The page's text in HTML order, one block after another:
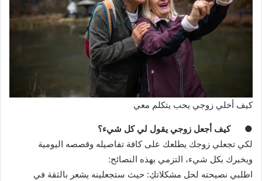
كيف أخلي زوجي يحب يتكلم معي
● كيف أجعل زوجي يقول لي كل شيء؟
لكي تجعلي زوجك يطلعك على كافة تفاصيله وقصصه اليومية
ويخبرك بكل شيء، التزمي بهذه النصائح:
اطلبي نصيحته لحل مشكلاتكِ: حيث ستجعلينه يشعر بالثقة في